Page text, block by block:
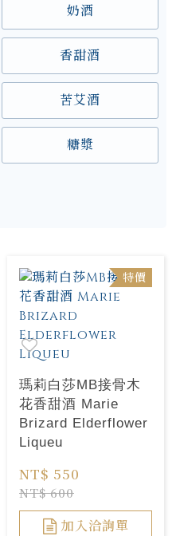
奶酒
香甜酒
苦艾酒
糖漿
特價
瑪莉白莎MB接骨木
花香甜酒 Marie
Brizard Elderflower
Liqueu
NT$ 550
NT$ 600
加入洽詢單